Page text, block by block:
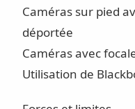
Caméras sur pied
déportée
Caméras avec
Utilisation de